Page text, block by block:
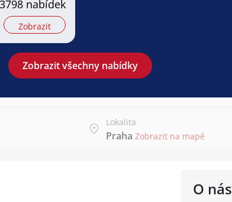
3798 nabídek
Zobrazit
Zobrazit všechny nabídky
Lokalita
Praha Zobrazit na mapě
O nás